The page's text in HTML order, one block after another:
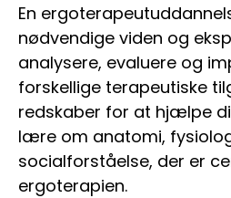
En
nødvendige viden og
analysere, evaluere og
forskellige terapeutiske
redskaber for at hjælpe
lære om anatomi,
socialforståelse, der er
ergoterapien.